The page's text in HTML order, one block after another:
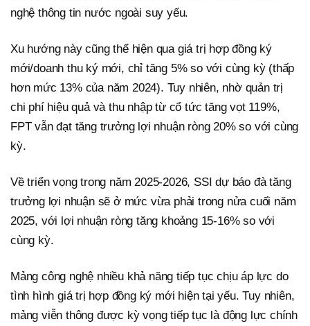
nghệ thông tin nước ngoài suy yếu.
Xu hướng này cũng thể hiện qua giá trị hợp đồng ký
mới/doanh thu ký mới, chỉ tăng 5% so với cùng kỳ (thấp
hơn mức 13% của năm 2024). Tuy nhiên, nhờ quản trị
chi phí hiệu quả và thu nhập từ cổ tức tăng vọt 119%,
FPT vẫn đạt tăng trưởng lợi nhuận ròng 20% so với cùng
kỳ.
Về triển vọng trong năm 2025-2026, SSI dự báo đà tăng
trưởng lợi nhuận sẽ ở mức vừa phải trong nửa cuối năm
2025, với lợi nhuận ròng tăng khoảng 15-16% so với
cùng kỳ.
Mảng công nghệ nhiều khả năng tiếp tục chịu áp lực do
tình hình giá trị hợp đồng ký mới hiện tại yếu. Tuy nhiên,
mảng viễn thông được kỳ vọng tiếp tục là động lực chính